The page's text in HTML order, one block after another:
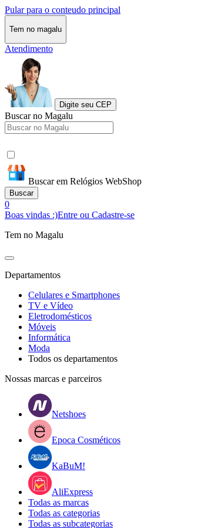
Pular para o conteudo principal
Tem no magalu
Atendimento
Digite seu CEP
Buscar no Magalu
Buscar em Relógios WebShop
Buscar
0
Boas vindas :)Entre ou Cadastre-se
Tem no Magalu
Departamentos
Celulares e Smartphones
TV e Vídeo
Eletrodomésticos
Móveis
Informática
Moda
Todos os departamentos
Nossas marcas e parceiros
Netshoes
Epoca Cosméticos
KaBuM!
AliExpress
Todas as marcas
Todas as categorias
Todas as subcategorias